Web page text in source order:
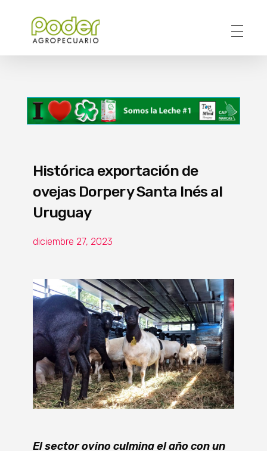
Histórica exportación de
ovejas Dorper y Santa Inés al
Uruguay
diciembre 27, 2023
El sector ovino culmina el año con un